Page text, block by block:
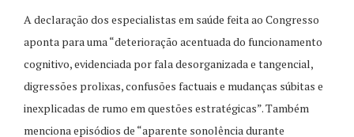
A declaração dos especialistas em saúde feita ao Congresso
aponta para uma “deterioração acentuada do funcionamento
cognitivo, evidenciada por fala desorganizada e tangencial,
digressões prolixas, confusões factuais e mudanças súbitas e
inexplicadas de rumo em questões estratégicas”. Também
menciona episódios de “aparente sonolência durante